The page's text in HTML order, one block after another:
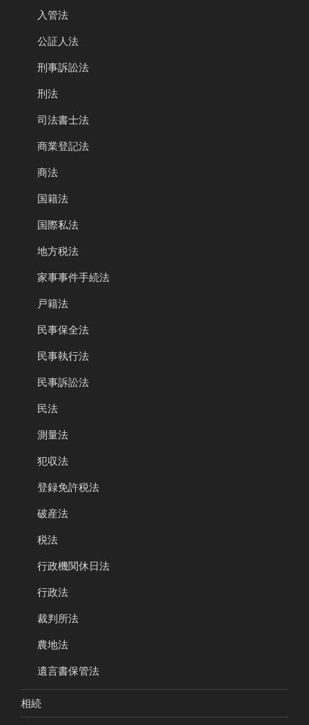
入管法
公証人法
刑事訴訟法
刑法
司法書士法
商業登記法
商法
国籍法
国際私法
地方税法
家事事件手続法
戸籍法
民事保全法
民事執行法
民事訴訟法
民法
測量法
犯収法
登録免許税法
破産法
税法
行政機関休日法
行政法
裁判所法
農地法
遺言書保管法
相続